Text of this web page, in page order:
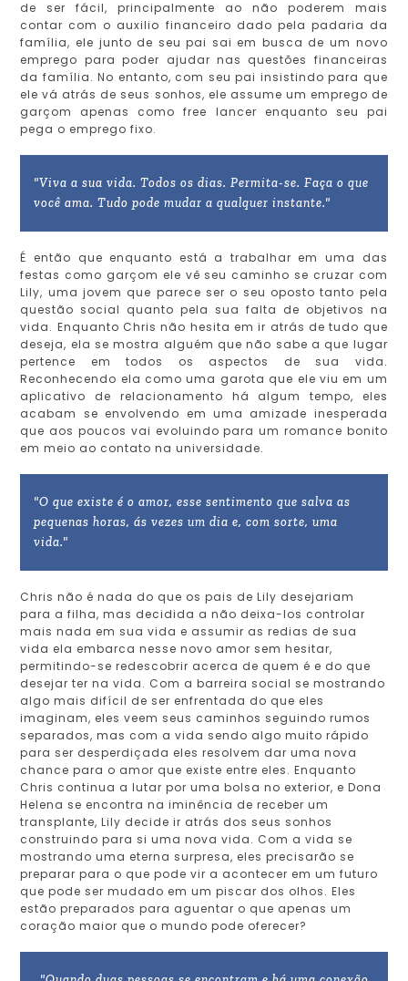
de ser fácil, principalmente ao não poderem mais
contar com o auxilio financeiro dado pela padaria da
família, ele junto de seu pai sai em busca de um novo
emprego para poder ajudar nas questões financeiras
da família. No entanto, com seu pai insistindo para que
ele vá atrás de seus sonhos, ele assume um emprego de
garçom apenas como free lancer enquanto seu pai
pega o emprego fixo.
"Viva a sua vida. Todos os dias. Permita-se. Faça o que
você ama. Tudo pode mudar a qualquer instante."
É então que enquanto está a trabalhar em uma das
festas como garçom ele vê seu caminho se cruzar com
Lily, uma jovem que parece ser o seu oposto tanto pela
questão social quanto pela sua falta de objetivos na
vida. Enquanto Chris não hesita em ir atrás de tudo que
deseja, ela se mostra alguém que não sabe a que lugar
pertence em todos os aspectos de sua vida.
Reconhecendo ela como uma garota que ele viu em um
aplicativo de relacionamento há algum tempo, eles
acabam se envolvendo em uma amizade inesperada
que aos poucos vai evoluindo para um romance bonito
em meio ao contato na universidade.
"O que existe é o amor, esse sentimento que salva as
pequenas horas, ás vezes um dia e, com sorte, uma
vida."
Chris não é nada do que os pais de Lily desejariam
para a filha, mas decidida a não deixa-los controlar
mais nada em sua vida e assumir as redias de sua
vida ela embarca nesse novo amor sem hesitar,
permitindo-se redescobrir acerca de quem é e do que
desejar ter na vida. Com a barreira social se mostrando
algo mais difícil de ser enfrentada do que eles
imaginam, eles veem seus caminhos seguindo rumos
separados, mas com a vida sendo algo muito rápido
para ser desperdiçada eles resolvem dar uma nova
chance para o amor que existe entre eles. Enquanto
Chris continua a lutar por uma bolsa no exterior, e Dona
Helena se encontra na iminência de receber um
transplante, Lily decide ir atrás dos seus sonhos
construindo para si uma nova vida. Com a vida se
mostrando uma eterna surpresa, eles precisarão se
preparar para o que pode vir a acontecer em um futuro
que pode ser mudado em um piscar dos olhos. Eles
estão preparados para aguentar o que apenas um
coração maior que o mundo pode oferecer?